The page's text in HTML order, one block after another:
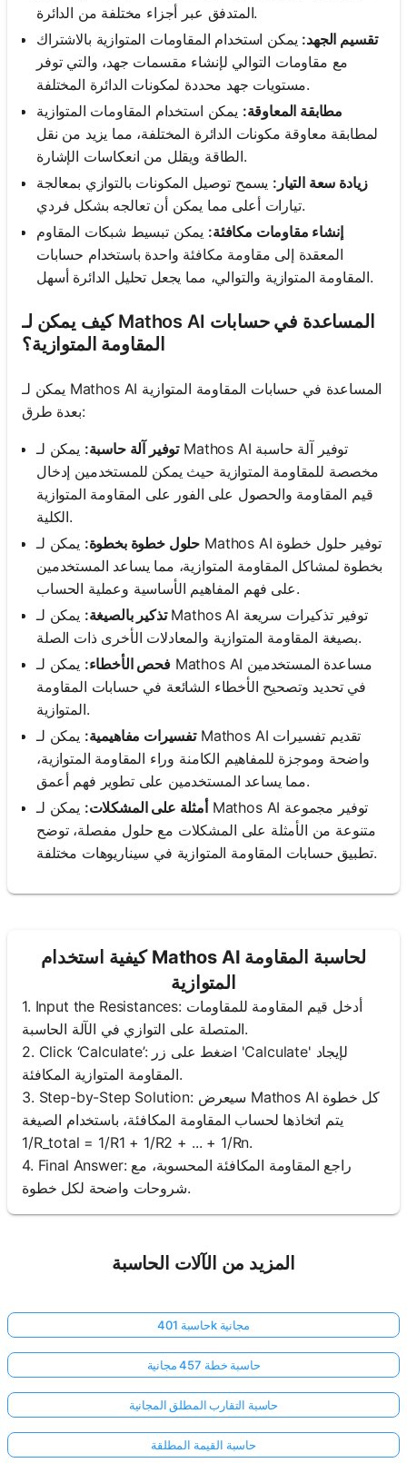
المتدفق عبر أجزاء مختلفة من الدائرة.
تقسيم الجهد: يمكن استخدام المقاومات المتوازية بالاشتراك
مع مقاومات التوالي لإنشاء مقسمات جهد، والتي توفر
مستويات جهد محددة لمكونات الدائرة المختلفة.
مطابقة المعاوقة: يمكن استخدام المقاومات المتوازية
لمطابقة معاوقة مكونات الدائرة المختلفة، مما يزيد من نقل
الطاقة ويقلل من انعكاسات الإشارة.
زيادة سعة التيار: يسمح توصيل المكونات بالتوازي بمعالجة
تيارات أعلى مما يمكن أن تعالجه بشكل فردي.
إنشاء مقاومات مكافئة: يمكن تبسيط شبكات المقاوم
المعقدة إلى مقاومة مكافئة واحدة باستخدام حسابات
المقاومة المتوازية والتوالي، مما يجعل تحليل الدائرة أسهل.
كيف يمكن لـ Mathos AI المساعدة في حسابات
المقاومة المتوازية؟
يمكن لـ Mathos AI المساعدة في حسابات المقاومة المتوازية
بعدة طرق:
توفير آلة حاسبة: يمكن لـ Mathos AI توفير آلة حاسبة
مخصصة للمقاومة المتوازية حيث يمكن للمستخدمين إدخال
قيم المقاومة والحصول على الفور على المقاومة المتوازية
الكلية.
حلول خطوة بخطوة: يمكن لـ Mathos AI توفير حلول خطوة
بخطوة لمشاكل المقاومة المتوازية، مما يساعد المستخدمين
على فهم المفاهيم الأساسية وعملية الحساب.
تذكير بالصيغة: يمكن لـ Mathos AI توفير تذكيرات سريعة
بصيغة المقاومة المتوازية والمعادلات الأخرى ذات الصلة.
فحص الأخطاء: يمكن لـ Mathos AI مساعدة المستخدمين
في تحديد وتصحيح الأخطاء الشائعة في حسابات المقاومة
المتوازية.
تفسيرات مفاهيمية: يمكن لـ Mathos AI تقديم تفسيرات
واضحة وموجزة للمفاهيم الكامنة وراء المقاومة المتوازية،
مما يساعد المستخدمين على تطوير فهم أعمق.
أمثلة على المشكلات: يمكن لـ Mathos AI توفير مجموعة
متنوعة من الأمثلة على المشكلات مع حلول مفصلة، توضح
تطبيق حسابات المقاومة المتوازية في سيناريوهات مختلفة.
كيفية استخدام Mathos AI لحاسبة المقاومة
المتوازية
1. Input the Resistances: أدخل قيم المقاومة للمقاومات
المتصلة على التوازي في الآلة الحاسبة.
2. Click ‘Calculate’: اضغط على زر 'Calculate' لإيجاد
المقاومة المتوازية المكافئة.
3. Step-by-Step Solution: سيعرض Mathos AI كل خطوة
يتم اتخاذها لحساب المقاومة المكافئة، باستخدام الصيغة
1/R_total = 1/R1 + 1/R2 + ... + 1/Rn.
4. Final Answer: راجع المقاومة المكافئة المحسوبة، مع
شروحات واضحة لكل خطوة.
المزيد من الآلات الحاسبة
حاسبة 401k مجانية
حاسبة خطة 457 مجانية
حاسبة التقارب المطلق المجانية
حاسبة القيمة المطلقة